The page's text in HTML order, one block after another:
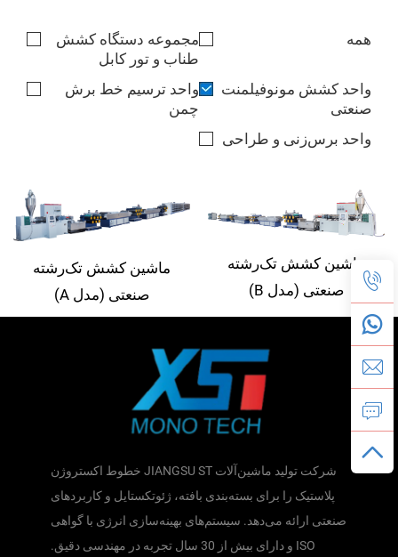
همه
مجموعه دستگاه کشش
طناب و تور کابل
واحد کشش مونوفیلمنت
صنعتی
واحد ترسیم خط برش
چمن
واحد برس‌زنی و طراحی
ماشین کشش تک‌رشته
صنعتی (مدل B)
ماشین کشش تک‌رشته
صنعتی (مدل A)
شرکت تولید ماشین‌آلات JIANGSU ST خطوط اکستروژن
پلاستیک را برای بسته‌بندی بافته، ژئوتکستایل و کاربردهای
صنعتی ارائه می‌دهد. سیستم‌های بهینه‌سازی انرژی با گواهی
ISO و دارای بیش از 30 سال تجربه در مهندسی دقیق.